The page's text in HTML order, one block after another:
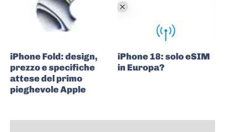
iPhone Fold: design,
prezzo e specifiche
attese del primo
pieghevole Apple
iPhone 18: solo eSIM
in Europa?